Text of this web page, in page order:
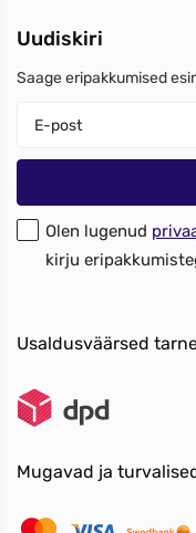
Uudiskiri
Saage eripakkumised
Olen lugenud
kirju
Usaldusväärsed
Mugavad ja